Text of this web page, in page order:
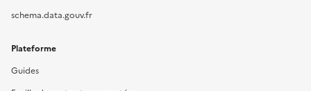
schema.data.gouv.fr
Plateforme
Guides